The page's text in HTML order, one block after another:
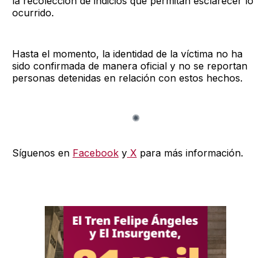
ocurrido.
Hasta el momento, la identidad de la víctima no ha
sido confirmada de manera oficial y no se reportan
personas detenidas en relación con estos hechos.
Síguenos en Facebook y X para más información.